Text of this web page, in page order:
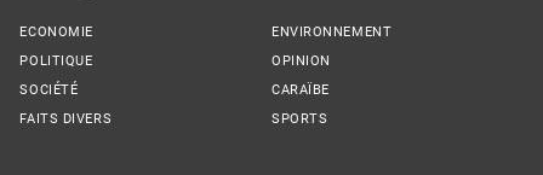
ECONOMIE
POLITIQUE
SOCIÉTÉ
FAITS DIVERS
ENVIRONNEMENT
OPINION
CARAÏBE
SPORTS